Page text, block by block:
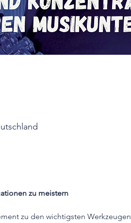
zu meistern
zu den wichtigsten Werkzeugen